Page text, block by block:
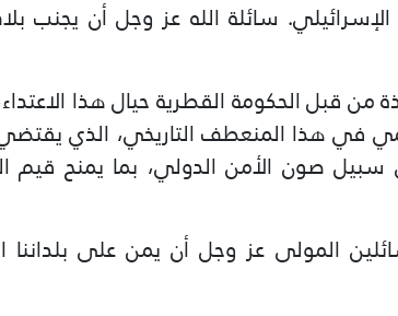
سائلة الله عز وجل أن يجنب
من قبل الحكومة القطرية حيال هذا
في هذا المنعطف التاريخي، الذي يقتضي
سبيل صون الأمن الدولي، بما يمنح قيم
المولى عز وجل أن يمن على بلداننا